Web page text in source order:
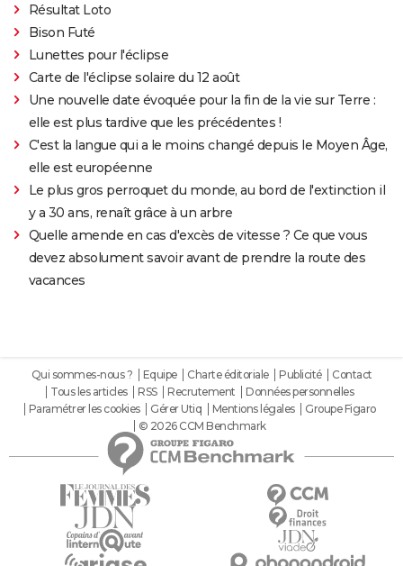
Résultat Loto
Bison Futé
Lunettes pour l'éclipse
Carte de l'éclipse solaire du 12 août
Une nouvelle date évoquée pour la fin de la vie sur Terre :
elle est plus tardive que les précédentes !
C'est la langue qui a le moins changé depuis le Moyen Âge,
elle est européenne
Le plus gros perroquet du monde, au bord de l'extinction il
y a 30 ans, renaît grâce à un arbre
Quelle amende en cas d'excès de vitesse ? Ce que vous
devez absolument savoir avant de prendre la route des
vacances
Qui sommes-nous ? Equipe Charte éditoriale Publicité
Contact
Tous les articles
RSS Recrutement
Données personnelles
Paramétrer les cookies
Gérer Utiq Mentions légales
Groupe Figaro
© 2026 CCM Benchmark